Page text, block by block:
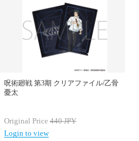
呪術廻戦 第3期 クリアファイル/乙骨
憂太
Original Price 440JPY
Login to view